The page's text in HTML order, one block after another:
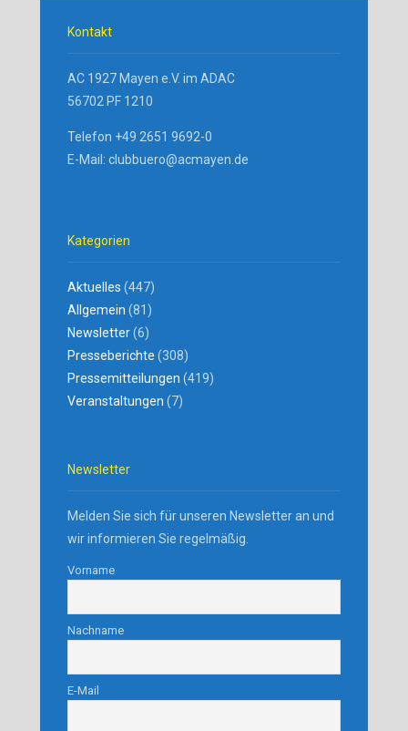
Kontakt
AC 1927 Mayen e.V. im ADAC
56702 PF 1210
Telefon +49 2651 9692-0
E-Mail: clubbuero@acmayen.de
Kategorien
Aktuelles (447)
Allgemein (81)
Newsletter(6)
Presseberichte (308)
Pressemitteilungen (419)
Veranstaltungen (7)
Newsletter
Melden Sie sich für unseren Newsletter an und
wir informieren Sie regelmäßig.
Vorname
Nachname
E-Mail